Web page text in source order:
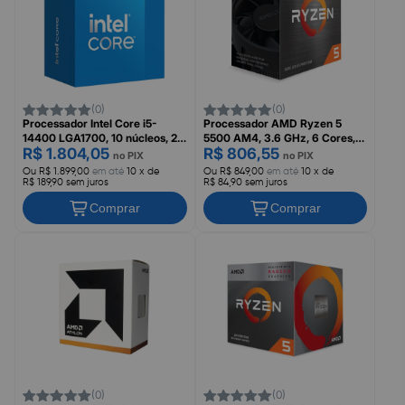
(0)
Processador Intel Core i5-
14400 LGA1700, 10 núcleos, 2.7
GHz, 20 MB Intel Smart Cache,
Gráficos UHD Intel 730,
BX8071514400
R$ 1.804,05 no PIX
Ou R$ 1.899,00 em até 10 x de
R$ 189,90 sem juros
Comprar
(0)
Processador AMD Ryzen 5
5500 AM4, 3.6 GHz, 6 Cores,
100-100000457BOX
R$ 806,55 no PIX
Ou R$ 849,00em até 10 x de
R$ 84,90 sem juros
Comprar
(0)
(0)